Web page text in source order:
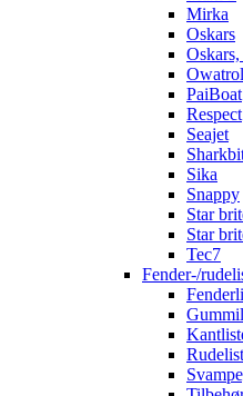
Mirka
Oskars
Owatrol
PaiBoat
Respect
Seajet
Sika
Snappy
Star
Star
Tec7
Fender-/